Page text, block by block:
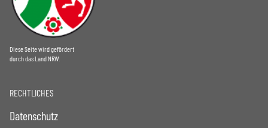
Diese Seite wird gefördert
durch das Land NRW.
RECHTLICHES
Datenschutz